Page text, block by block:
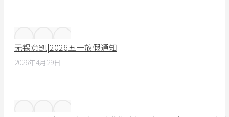
无锡意凯|2026五一放假通知
2026年4月29日